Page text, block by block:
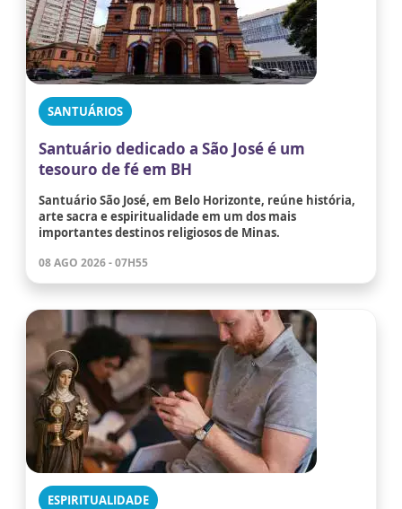
SANTUÁRIOS
Santuário dedicado a São José é um
tesouro de fé em BH
Santuário São José, em Belo Horizonte, reúne história,
arte sacra e espiritualidade em um dos mais
importantes destinos religiosos de Minas.
08 AGO 2026 - 07H55
ESPIRITUALIDADE